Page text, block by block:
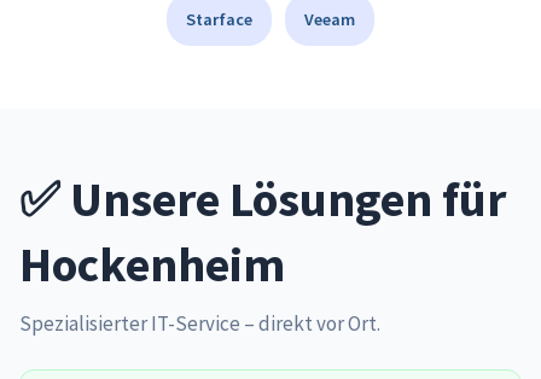
Starface Veeam
✅ Unsere Lösungen für
Hockenheim
Spezialisierter IT-Service – direkt vor Ort.